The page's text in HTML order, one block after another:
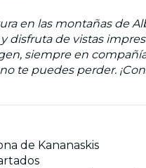
en las montañas de
disfruta de vistas
siempre en
te puedes perder.
de Kananaskis